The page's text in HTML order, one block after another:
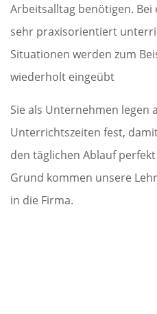
Arbeitsalltag benötigen.
sehr praxisorientiert
Situationen werden zum
wiederholt eingeübt
Sie als Unternehmen legen
Unterrichtszeiten fest,
den täglichen Ablauf
Grund kommen unsere
in die Firma.